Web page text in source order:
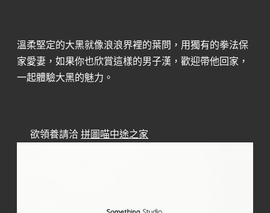
溫柔堅定的大黑就像浪浪界裡的葉問，用獨有的拳法保
家愛妻，如果你也欣賞這樣的男子漢，歡迎帶他回家，
一起體驗大黑的魅力。
欲領養請洽拼圖喵中途之家